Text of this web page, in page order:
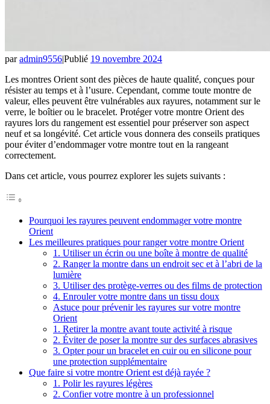
paradmin9556|Publié 19 novembre 2024
Les montres Orient sont des pièces de haute qualité, conçues pour
résister au temps et à l’usure. Cependant, comme toute montre de
valeur, elles peuvent être vulnérables aux rayures, notamment sur le
verre, le boîtier ou le bracelet. Protéger votre montre Orient des
rayures lors du rangement est essentiel pour préserver son aspect
neuf et sa longévité. Cet article vous donnera des conseils pratiques
pour éviter d’endommager votre montre tout en la rangeant
correctement.
Dans cet article, vous pourrez explorer les sujets suivants :
Pourquoi les rayures peuvent endommager votre montre
Orient
Les meilleures pratiques pour ranger votre montre Orient
1. Utiliser un écrin ou une boîte à montre de qualité
2. Ranger la montre dans un endroit sec et à l’abri de la
lumière
3. Utiliser des protège-verres ou des films de protection
4. Enrouler votre montre dans un tissu doux
Astuce pour prévenir les rayures sur votre montre
Orient
1. Retirer la montre avant toute activité à risque
2. Éviter de poser la montre sur des surfaces abrasives
3. Opter pour un bracelet en cuir ou en silicone pour
une protection supplémentaire
Que faire si votre montre Orient est déjà rayée ?
1. Polir les rayures légères
2. Confier votre montre à un professionnel